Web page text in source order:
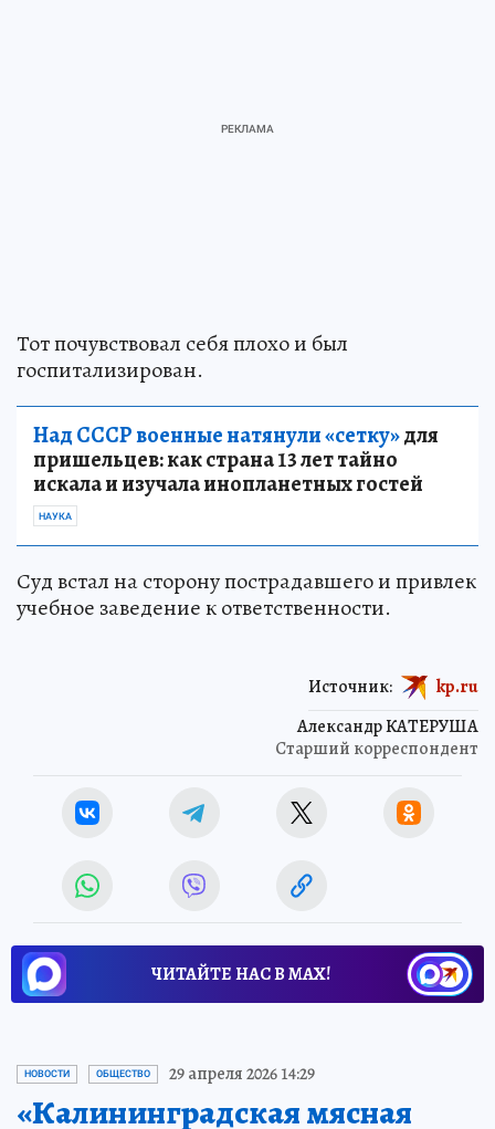
Тот почувствовал себя плохо и был
госпитализирован.
Над СССР военные натянули «сетку»для
пришельцев: как страна 13 лет тайно
искала и изучала инопланетных гостей
НАУКА
Суд встал на сторону пострадавшего и привлек
учебное заведение к ответственности.
Александр КАТЕРУША
Старший корреспондент
Источник: kp.ru
ЧИТАЙТЕ НАС В МАХ!
НОВОСТИ ОБЩЕСТВО 29 апреля 2026 14:29